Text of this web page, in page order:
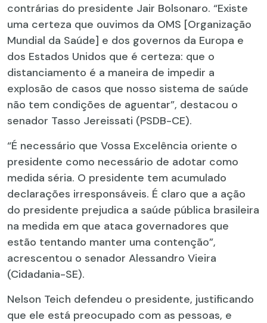
contrárias do presidente Jair Bolsonaro. “Existe
uma certeza que ouvimos da OMS [Organização
Mundial da Saúde] e dos governos da Europa e
dos Estados Unidos que é certeza: que o
distanciamento é a maneira de impedir a
explosão de casos que nosso sistema de saúde
não tem condições de aguentar”, destacou o
senador Tasso Jereissati (PSDB-CE).
“É necessário que Vossa Excelência oriente o
presidente como necessário de adotar como
medida séria. O presidente tem acumulado
declarações irresponsáveis. É claro que a ação
do presidente prejudica a saúde pública brasileira
na medida em que ataca governadores que
estão tentando manter uma contenção”,
acrescentou o senador Alessandro Vieira
(Cidadania-SE).
Nelson Teich defendeu o presidente, justificando
que ele está preocupado com as pessoas, e